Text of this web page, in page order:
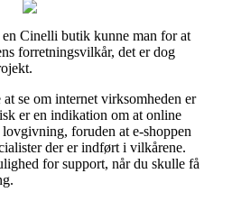
Cinelli butik kunne man for at
forretningsvilkår, det er dog
se om internet virksomheden er
er en indikation om at online
foruden at e-shoppen
der er indført i vilkårene.
for support, når du skulle få